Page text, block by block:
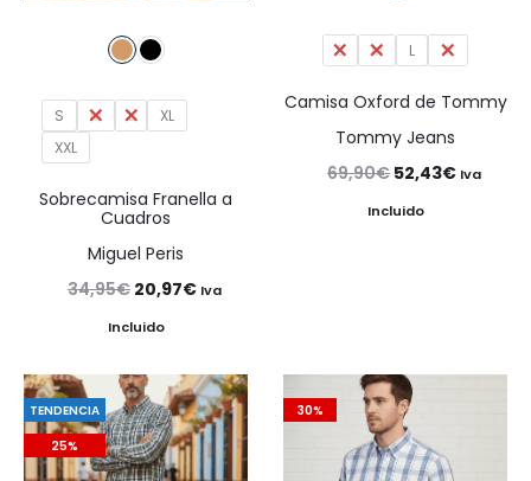
S M L
XL
XXL
Sobrecamisa Franella a
Cuadros
Miguel Peris
34,95€ El
precio
era:
34,95€.
20,97€El
es:
20,97€.
Iva
Incluido
S M L XL
Camisa Oxford de Tommy
Tommy Jeans
69,90€ El
precio
52,43€ElIva
Incluido
TENDENCIA
25%
30%